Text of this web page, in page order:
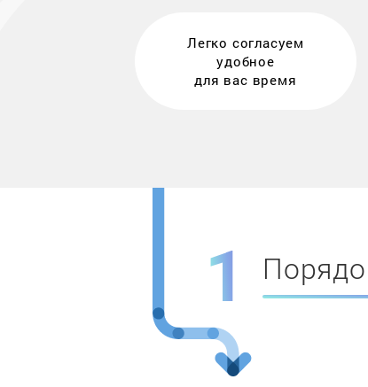
Легко согласуем
удобное
для вас время